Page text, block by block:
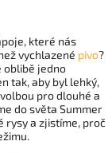
které nás
vychlazené pivo?
oblibě jedno
tak, aby byl lehký,
pro dlouhé a
do světa Summer
rysy a zjistíme, proč